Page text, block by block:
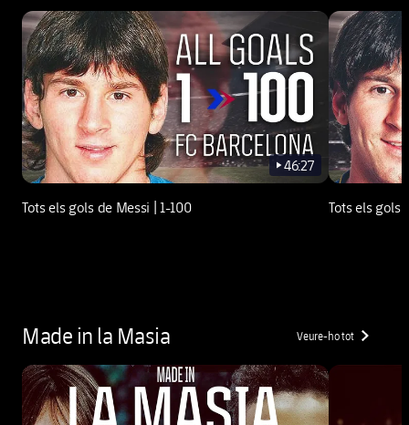
play-new
46:27
Tots els gols de Messi | 1-100 Tots els gols
Made in la Masia Veure-ho totchevron-right-